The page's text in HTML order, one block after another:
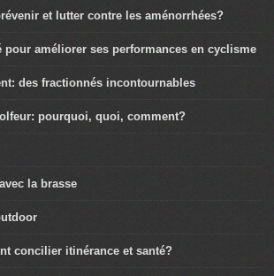
et lutter contre les aménorrhées?
pour améliorer ses performances en cyclisme
des fractionnés incontournables
pourquoi, quoi, comment?
la brasse
concilier itinérance et santé?